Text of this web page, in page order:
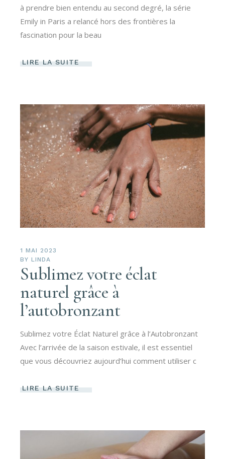
à prendre bien entendu au second degré, la série
Emily in Paris a relancé hors des frontières la
fascination pour la beau
LIRE LA SUITE
1 MAI 2023
BY LINDA
Sublimez votre éclat
naturel grâce à
l’autobronzant
Sublimez votre Éclat Naturel grâce à l’Autobronzant
Avec l’arrivée de la saison estivale, il est essentiel
que vous découvriez aujourd’hui comment utiliser c
LIRE LA SUITE